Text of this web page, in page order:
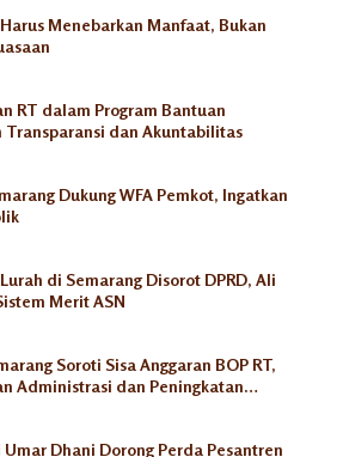
Menebarkan Manfaat, Bukan
RT dalam Program Bantuan
Transparansi dan Akuntabilitas
Dukung WFA Pemkot, Ingatkan
di Semarang Disorot DPRD, Ali
Merit ASN
Soroti Sisa Anggaran BOP RT,
Administrasi dan Peningkatan
Dhani Dorong Perda Pesantren